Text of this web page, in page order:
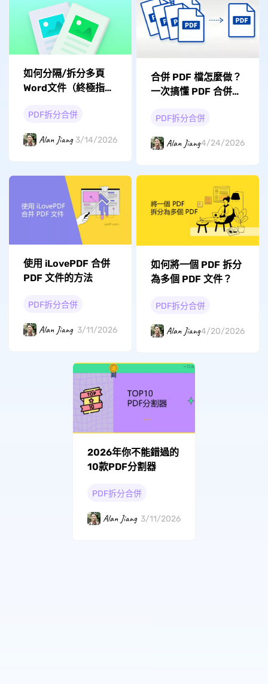
如何分隔/拆分多頁
Word文件（終極指
PDF拆分合併
Alan Jiang 3/14/2026
合併 PDF 檔怎麼做？
一次搞懂 PDF 合併的
PDF拆分合併
Alan Jiang4/24/2026
使用 iLovePDF 合併
PDF 文件的方法
PDF拆分合併
Alan Jiang 3/11/2026
如何將一個 PDF 拆分
為多個 PDF 文件？
PDF拆分合併
Alan Jiang4/20/2026
2026年你不能錯過的
10款PDF分割器
PDF拆分合併
Alan Jiang 3/11/2026